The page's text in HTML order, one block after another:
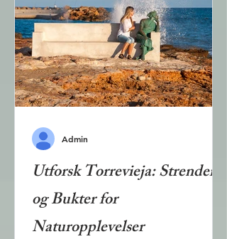
område for de som bor i nærheten,
er det lite kjent blant turister. I
denne artikkelen beskrives en enkel
rute til de to toppene som fje
Utforsk Torrevieja: Strender
og Bukter for
Naturopplevelser
Admin